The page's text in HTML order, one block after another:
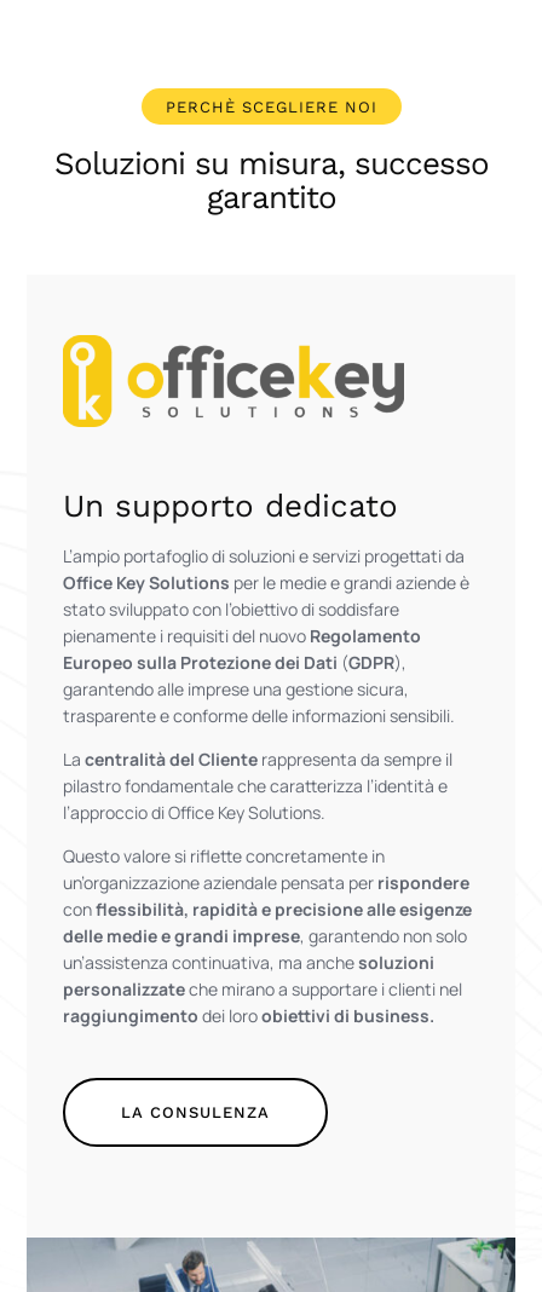
PERCHÈ SCEGLIERE NOI
Soluzioni su misura, successo
garantito
Un supporto dedicato
L’ampio portafoglio di soluzioni e servizi progettati da
Office Key Solutions per le medie e grandi aziende è
stato sviluppato con l’obiettivo di soddisfare
pienamente i requisiti del nuovo Regolamento
Europeo sulla Protezione dei Dati (GDPR),
garantendo alle imprese una gestione sicura,
trasparente e conforme delle informazioni sensibili.
Lacentralità del Cliente rappresenta da sempre il
pilastro fondamentale che caratterizza l’identità e
l’approccio di Office Key Solutions.
Questo valore si riflette concretamente in
un’organizzazione aziendale pensata per rispondere
conflessibilità, rapidità e precisione alle esigenze
delle medie e grandi imprese, garantendo non solo
un’assistenza continuativa, ma anchesoluzioni
personalizzateche mirano a supportare i clienti nel
raggiungimento dei loroobiettivi di business.
LA CONSULENZA